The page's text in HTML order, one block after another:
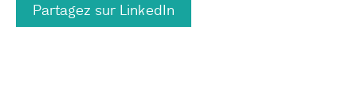
Partagez sur LinkedIn